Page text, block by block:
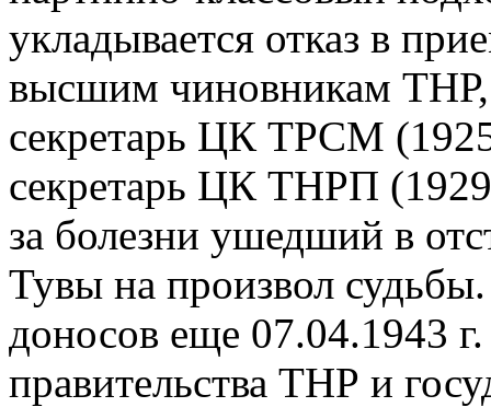
укладывается отказ в
высшим чиновникам
секретарь ЦК ТРСМ
секретарь ЦК ТНРП
за болезни ушедший в
Тувы на произвол
доносов еще 07.04.1943
правительства ТНР и